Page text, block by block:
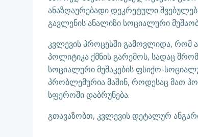
ანაზღაურებადი დეკრეტული
გავლენის ანალიზი სოციალური
კვლევის პროცესში გამოვლიდა, რომ
პოლიტიკა ქმნის გარემოს, სადაც
სოციალური მუშაკების ფსიქო-
პრობლემურია მაშინ, როდესაც მათ
სფეროში დაბრუნება.
გთავაზობთ, კვლევის დეტალურ